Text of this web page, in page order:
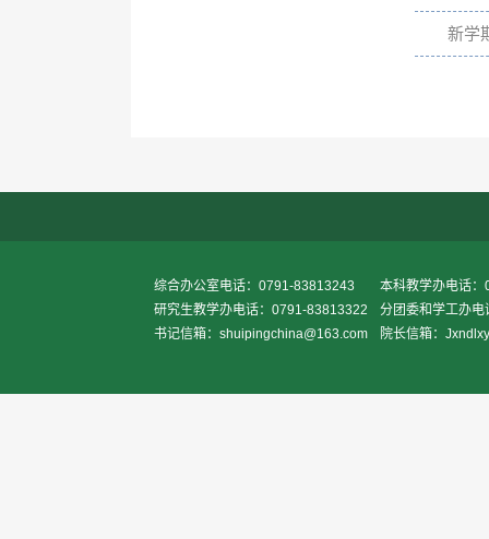
新学
综合办公室电话：0791-83813243
本科教学办电话
研究生教学办电话：0791-83813322
分团委和学工办
书记信箱：shuipingchina@163.com
院长信箱：